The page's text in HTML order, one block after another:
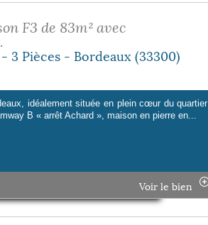
F3 de 83m² avec
3 Pièces - Bordeaux (33300)
idéalement située en plein cœur du quartier
B « arrêt Achard », maison en pierre en...
Voir le bien